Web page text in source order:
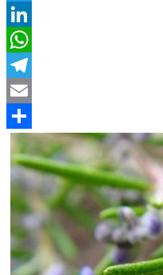
Twitter
LinkedIn
WhatsApp
Telegram
Email
Compartir